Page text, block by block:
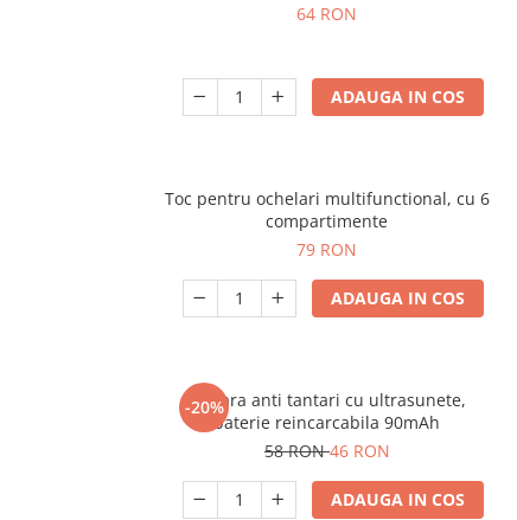
64 RON
ADAUGA IN COS
Toc pentru ochelari multifunctional, cu 6
compartimente
79 RON
ADAUGA IN COS
-20%
Bratara anti tantari cu ultrasunete,
baterie reincarcabila 90mAh
58 RON46 RON
ADAUGA IN COS